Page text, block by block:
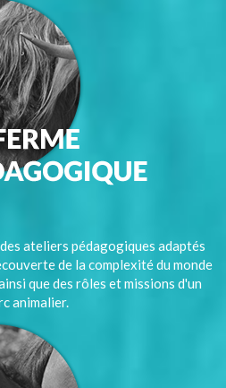
ateliers pédagogiques adaptés
de la complexité du monde
que des rôles et missions d'un
animalier.